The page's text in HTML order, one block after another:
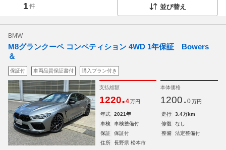
1件 並び替え
BMW
M8グランクーペ コンペティション 4WD 1年保証 Bowers
＆
保証付 車両品質保証書付 購入プラン付き
支払総額
1220.4 万円
本体価格
1200. 0 万円
年式 2021年 走行
3.4万km
車検
車検整備付 修復
なし
保証
保証付 整備
法定整備付
住所
長野県 松本市